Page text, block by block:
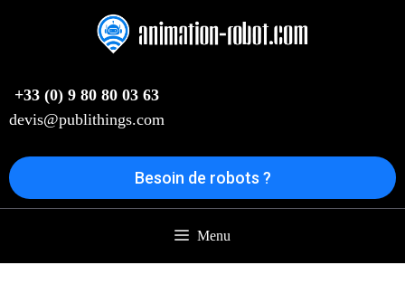
+33 (0) 9 80 80 03 63
devis@publithings.com
Besoin de robots ?
Menu